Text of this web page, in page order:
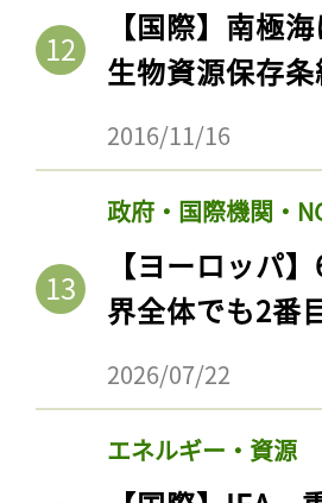
【国際】南極
生物資源保存
2016/11/16
政府・国際機関・
【ヨーロッパ
界全体でも2番
2026/07/22
エネルギー・資源
記事を